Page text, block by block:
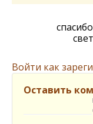
Войти как
Оставить